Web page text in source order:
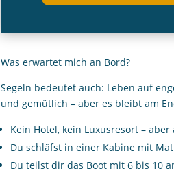
Was erwartet mich an Bord?
Segeln bedeutet auch: Leben auf
und gemütlich – aber es bleibt am
Kein Hotel, kein Luxusresort –
Du schläfst in einer Kabine mit
Du teilst dir das Boot mit 6 bis 10